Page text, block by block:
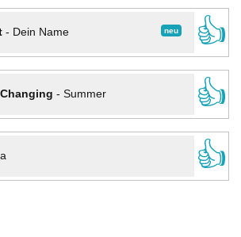
neu
- Dein Name
👍
- Summer
👍
👍